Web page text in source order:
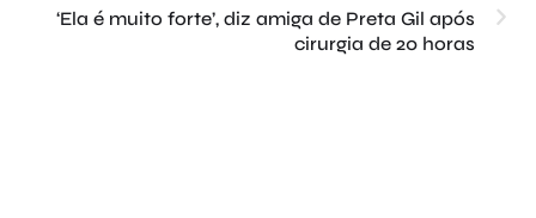
‘Ela é muito forte’, diz amiga de Preta Gil após
cirurgia de 20 horas